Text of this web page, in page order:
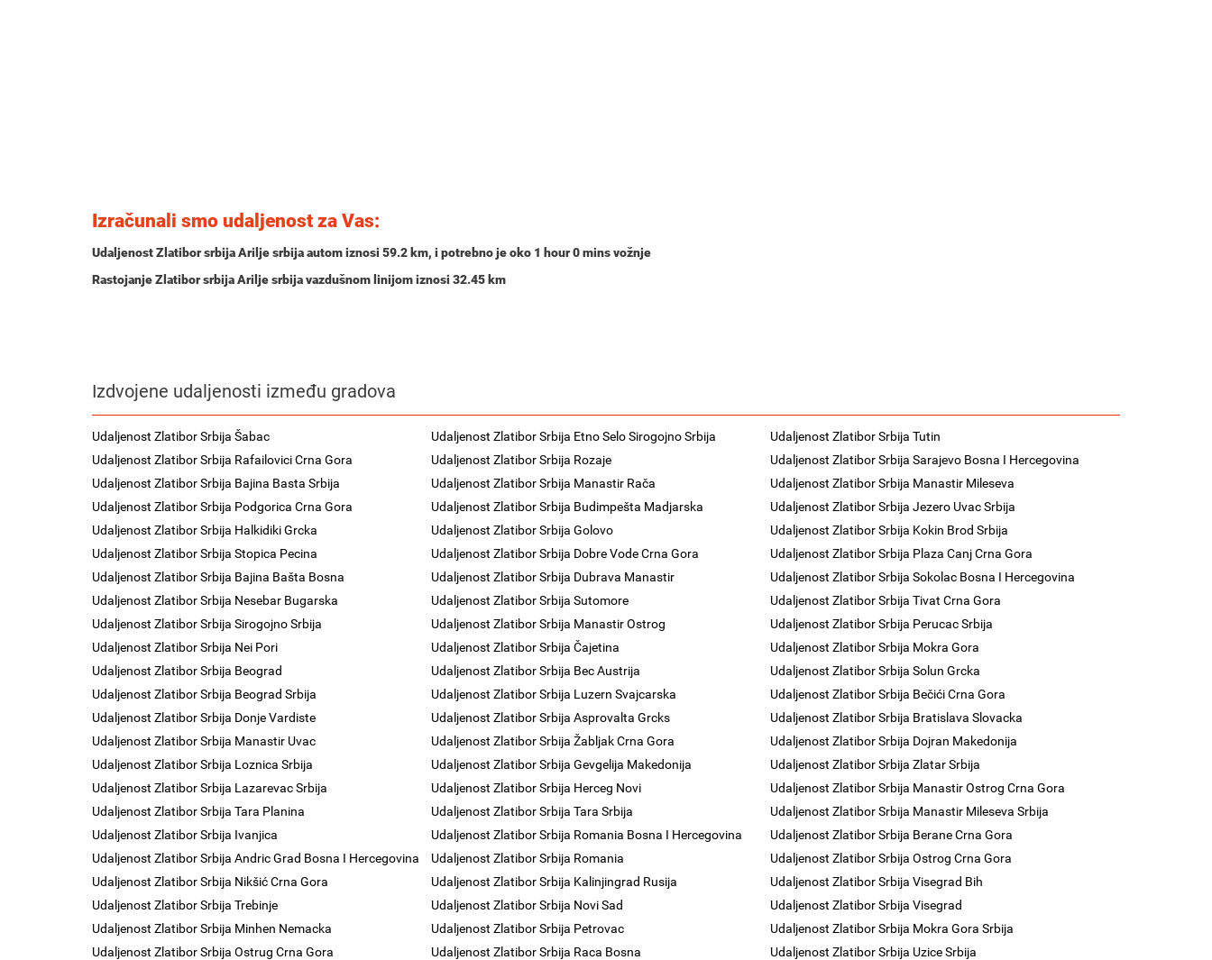
Izračunali smo udaljenost za Vas:
Udaljenost Zlatibor srbija Arilje srbija autom iznosi 59.2 km, i potrebno je oko 1 hour 0 minsvožnje
Rastojanje Zlatibor srbija Arilje srbija vazdušnom linijom iznosi 32.45 km
Izdvojene udaljenosti između gradova
Udaljenost Zlatibor Srbija Šabac Udaljenost Zlatibor Srbija Etno Selo Sirogojno Srbija
Udaljenost Zlatibor Srbija Tutin
Udaljenost Zlatibor Srbija Rafailovici Crna Gora
Udaljenost Zlatibor Srbija Rozaje
Udaljenost Zlatibor Srbija Sarajevo Bosna I Hercegovina
Udaljenost Zlatibor Srbija Bajina Basta Srbija
Udaljenost Zlatibor Srbija Manastir Rača
Udaljenost Zlatibor Srbija Manastir Mileseva
Udaljenost Zlatibor Srbija Podgorica Crna Gora
Udaljenost Zlatibor Srbija Budimpešta Madjarska
Udaljenost Zlatibor Srbija Jezero Uvac Srbija
Udaljenost Zlatibor Srbija Halkidiki Grcka
Udaljenost Zlatibor Srbija Golovo
Udaljenost Zlatibor Srbija Kokin Brod Srbija
Udaljenost Zlatibor Srbija Stopica Pecina
Udaljenost Zlatibor Srbija Dobre Vode Crna Gora
Udaljenost Zlatibor Srbija Plaza Canj Crna Gora
Udaljenost Zlatibor Srbija Bajina Bašta Bosna
Udaljenost Zlatibor Srbija Dubrava Manastir
Udaljenost Zlatibor Srbija Sokolac Bosna I Hercegovina
Udaljenost Zlatibor Srbija Nesebar Bugarska
Udaljenost Zlatibor Srbija Sutomore
Udaljenost Zlatibor Srbija Tivat Crna Gora
Udaljenost Zlatibor Srbija Sirogojno Srbija
Udaljenost Zlatibor Srbija Manastir Ostrog
Udaljenost Zlatibor Srbija Perucac Srbija
Udaljenost Zlatibor Srbija Nei Pori
Udaljenost Zlatibor Srbija Čajetina
Udaljenost Zlatibor Srbija Mokra Gora
Udaljenost Zlatibor Srbija Beograd
Udaljenost Zlatibor Srbija Bec Austrija
Udaljenost Zlatibor Srbija Solun Grcka
Udaljenost Zlatibor Srbija Beograd Srbija
Udaljenost Zlatibor Srbija Luzern Svajcarska
Udaljenost Zlatibor Srbija Bečići Crna Gora
Udaljenost Zlatibor Srbija Donje Vardiste
Udaljenost Zlatibor Srbija Asprovalta Grcks
Udaljenost Zlatibor Srbija Bratislava Slovacka
Udaljenost Zlatibor Srbija Manastir Uvac
Udaljenost Zlatibor Srbija Žabljak Crna Gora
Udaljenost Zlatibor Srbija Dojran Makedonija
Udaljenost Zlatibor Srbija Loznica Srbija
Udaljenost Zlatibor Srbija Gevgelija Makedonija
Udaljenost Zlatibor Srbija Zlatar Srbija
Udaljenost Zlatibor Srbija Lazarevac Srbija
Udaljenost Zlatibor Srbija Herceg Novi
Udaljenost Zlatibor Srbija Manastir Ostrog Crna Gora
Udaljenost Zlatibor Srbija Tara Planina
Udaljenost Zlatibor Srbija Tara Srbija
Udaljenost Zlatibor Srbija Manastir Mileseva Srbija
Udaljenost Zlatibor Srbija Ivanjica
Udaljenost Zlatibor Srbija Romania Bosna I Hercegovina
Udaljenost Zlatibor Srbija Berane Crna Gora
Udaljenost Zlatibor Srbija Andric Grad Bosna I Hercegovina
Udaljenost Zlatibor Srbija Romania
Udaljenost Zlatibor Srbija Ostrog Crna Gora
Udaljenost Zlatibor Srbija Nikšić Crna Gora
Udaljenost Zlatibor Srbija Kalinjingrad Rusija
Udaljenost Zlatibor Srbija Visegrad Bih
Udaljenost Zlatibor Srbija Trebinje
Udaljenost Zlatibor Srbija Novi Sad
Udaljenost Zlatibor Srbija Visegrad
Udaljenost Zlatibor Srbija Minhen Nemacka
Udaljenost Zlatibor Srbija Petrovac
Udaljenost Zlatibor Srbija Mokra Gora Srbija
Udaljenost Zlatibor Srbija Ostrug Crna Gora
Udaljenost Zlatibor Srbija Raca Bosna
Udaljenost Zlatibor Srbija Uzice Srbija